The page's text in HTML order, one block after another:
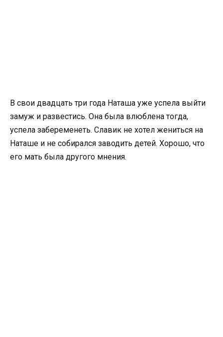
В свои двадцать три года Наташа уже успела выйти
замуж и развестись. Она была влюблена тогда,
успела забеременеть. Славик не хотел жениться на
Наташе и не собирался заводить детей. Хорошо, что
его мать была другого мнения.